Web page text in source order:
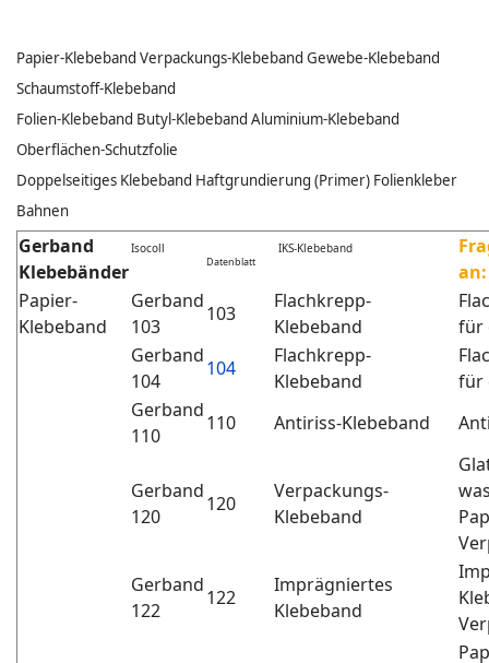
Papier-Klebeband Verpackungs-Klebeband Gewebe-Klebeband
Schaumstoff-Klebeband
Folien-Klebeband Butyl-Klebeband Aluminium-Klebeband
Oberflächen-Schutzfolie
Doppelseitiges Klebeband Haftgrundierung (Primer) Folienkleber
Bahnen
Gerband
Klebebänder
Isocoll
Datenblatt
IKS-Klebeband
Papier-
Klebeband
Gerband
103
103
Flachkrepp-
Klebeband
für
Gerband
104
104
Flachkrepp-
Klebeband
für
Gerband
110
110 Antiriss-Klebeband
Gerband
120
120
Verpackungs-
Klebeband
Gerband
122
122
Imprägniertes
Klebeband